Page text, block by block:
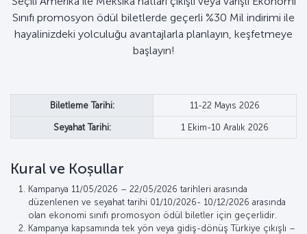
Sınıfı promosyon ödül biletlerde geçerli %30 Mil indirimi ile
hayalinizdeki yolculuğu avantajlarla planlayın, keşfetmeye
başlayın!
Biletleme Tarihi: 11-22 Mayıs 2026
Seyahat Tarihi: 1 Ekim-10 Aralık 2026
Kural ve Koşullar
Kampanya 11/05/2026 – 22/05/2026 tarihleri arasında
düzenlenen ve seyahat tarihi 01/10/2026- 10/12/2026 arasında
olan ekonomi sınıfı promosyon ödül biletler için geçerlidir.
Kampanya kapsamında tek yön veya gidiş-dönüş Türkiye çıkışlı –